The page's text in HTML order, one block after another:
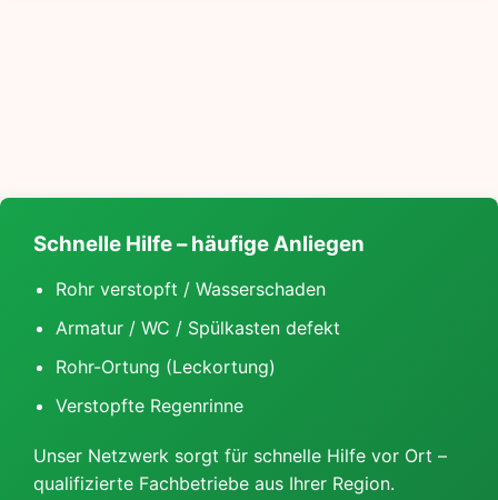
Schnelle Hilfe – häufige Anliegen
Rohr verstopft / Wasserschaden
Armatur / WC / Spülkasten defekt
Rohr-Ortung (Leckortung)
Verstopfte Regenrinne
Unser Netzwerk sorgt für schnelle Hilfe vor Ort –
qualifizierte Fachbetriebe aus Ihrer Region.